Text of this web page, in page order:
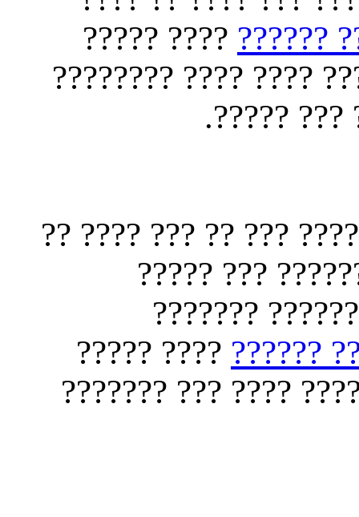
????
???? ?????
?????? ????? ??? ??
?? ????
?? ??? ???? ??? ??
???????? ??
?????? ?? ??
????
???? ?????
???? ??????? ?????